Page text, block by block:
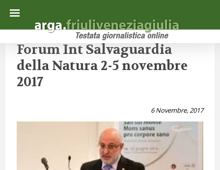
Forum Int Salvaguardia
della Natura 2-5 novembre
2017
6 Novembre, 2017